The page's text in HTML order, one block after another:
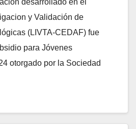
desarrollado en el
y Validación de
(LIVTA-CEDAF) fue
para Jóvenes
otorgado por la Sociedad